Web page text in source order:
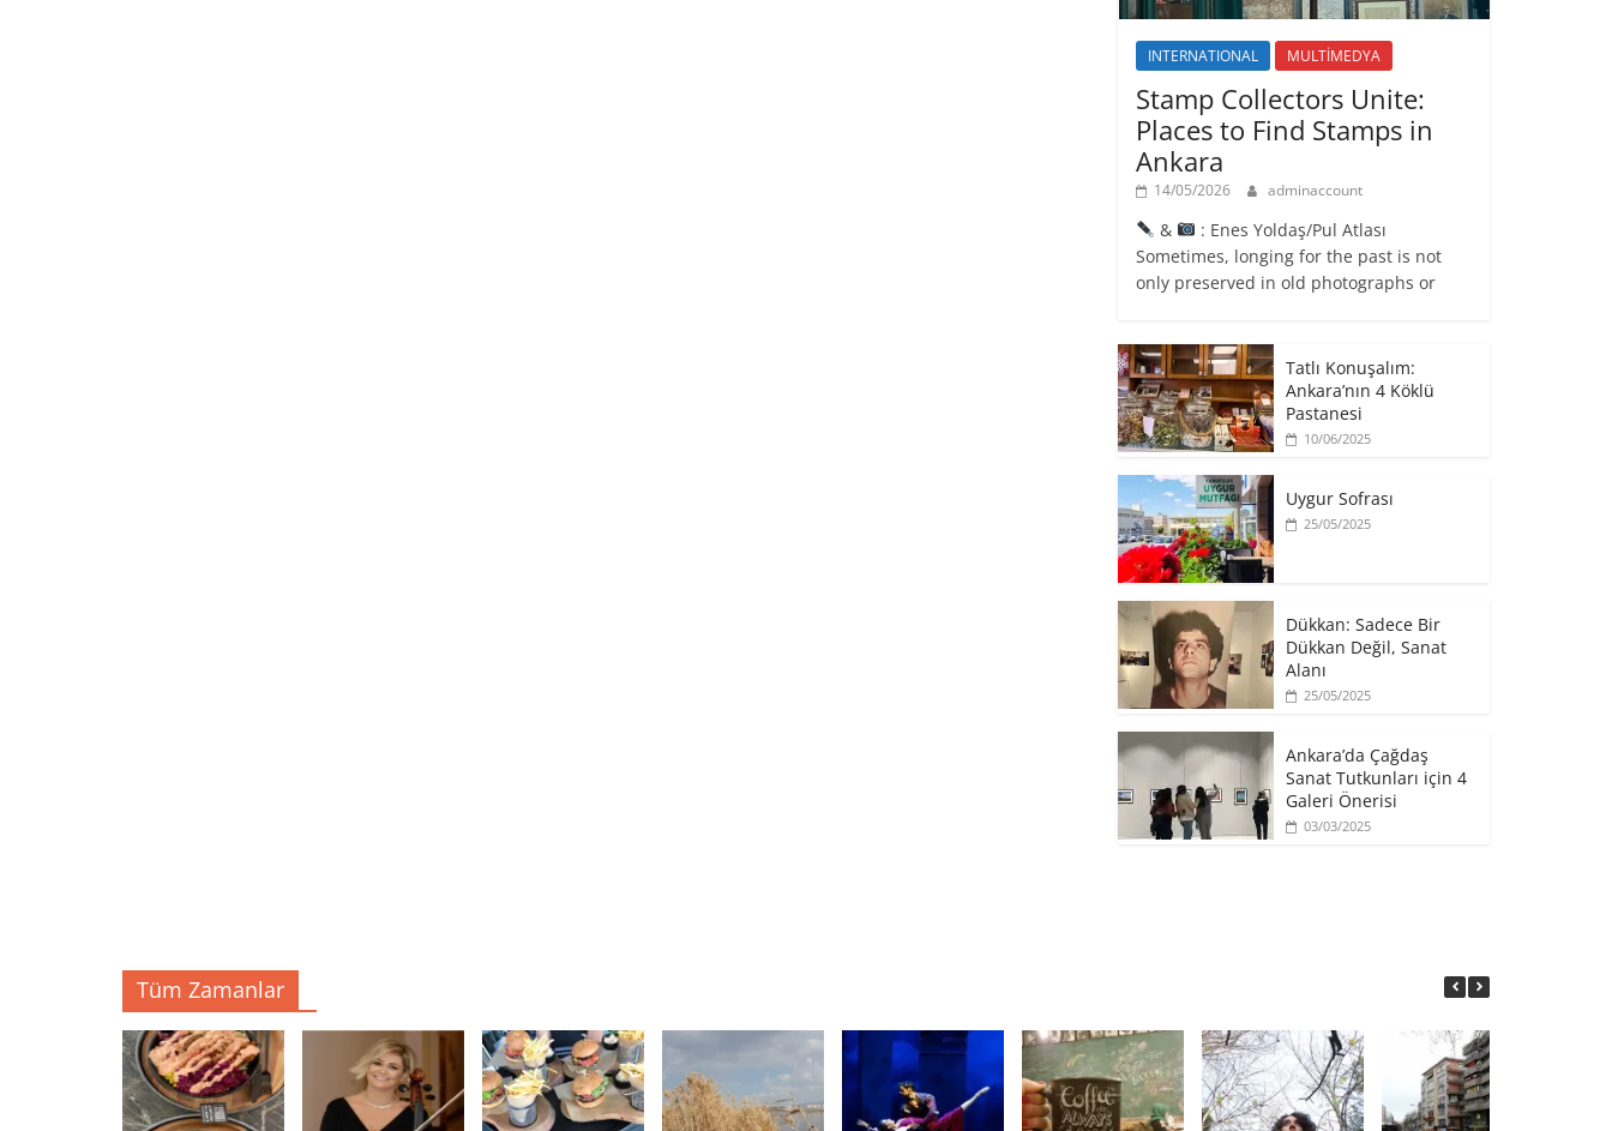
INTERNATIONAL MULTİMEDYA
Stamp Collectors Unite:
Places to Find Stamps in
Ankara
14/05/2026 adminaccount
&
: Enes Yoldaş/Pul Atlası
Sometimes, longing for the past is not
only preserved in old photographs or
Tatlı Konuşalım:
Ankara’nın 4 Köklü
Pastanesi
10/06/2025
Uygur Sofrası
25/05/2025
​Dükkan: Sadece Bir
Dükkan Değil, Sanat
Alanı
25/05/2025
Ankara’da Çağdaş
Sanat Tutkunları için 4
Galeri Önerisi
03/03/2025
Tüm Zamanlar